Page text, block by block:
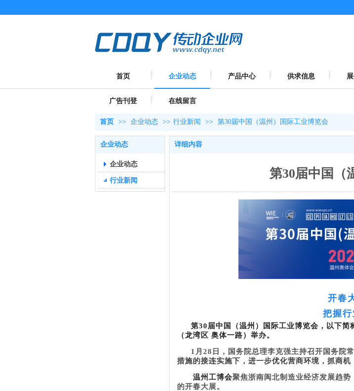
首页 企业动态 产品中心 供求信息
广告刊登 在线留言
首页 >> 企业动态 >> 行业新闻 >> 第30届中国（温州）国际工业博览会
企业动态
企业动态
行业新闻
详细内容
第30届中国（
开春
把握
第30届中国（温州）国际工业博览会，以下
（龙湾区 奥体一路）举办。
1月28日，国务院总理李克强主持召开国务院
措施的接连实施下，进一步优化营商环境，抓商机
温州工博会聚焦浙南闽北制造业经济发展趋
的开春大展。